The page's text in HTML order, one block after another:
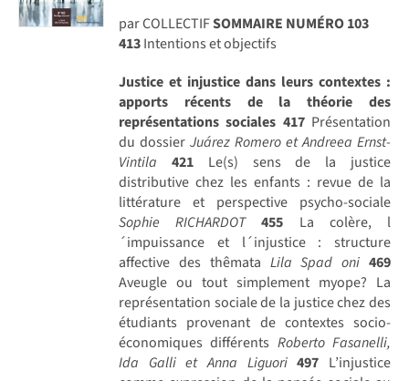
par COLLECTIFSOMMAIRE NUMÉRO 103
413Intentions et objectifs
Justice et injustice dans leurs contextes :
apports récents de la théorie des
représentations sociales 417Présentation
du dossierJuárez Romero et Andreea Ernst-
Vintila
421Le(s) sens de la justice
distributive chez les enfants : revue de la
littérature et perspective psycho-sociale
Sophie RICHARDOT
455 La colère, l
´impuissance et l´injustice : structure
affective des thêmata Lila Spad oni 469
Aveugle ou tout simplement myope? La
représentation sociale de la justice chez des
étudiants provenant de contextes socio-
économiques différents Roberto Fasanelli,
Ida Galli et Anna Liguori 497 L’injustice